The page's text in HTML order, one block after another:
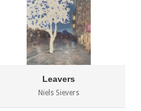
Leavers
Niels Sievers